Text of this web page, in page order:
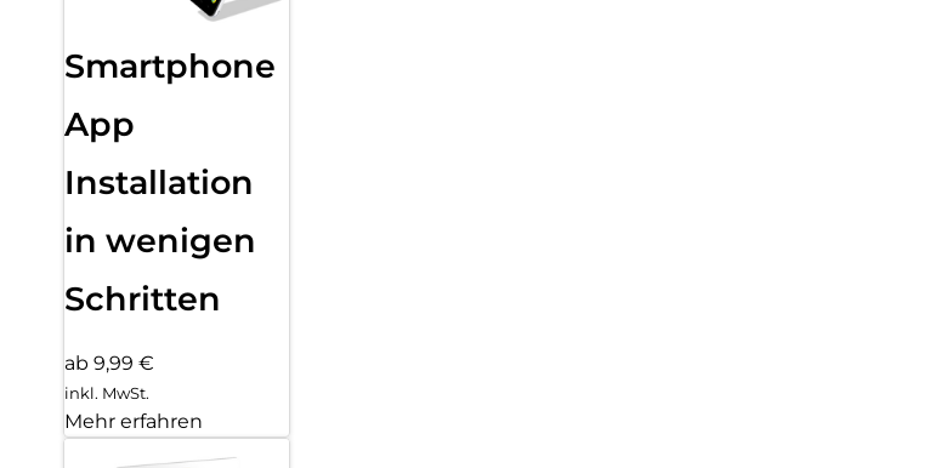
Smartphone
App
Installation
in wenigen
Schritten
ab 9,99 €
inkl. MwSt.
Mehr erfahren